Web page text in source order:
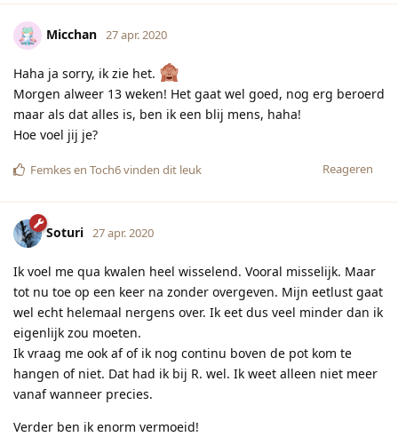
Micchan 27 apr. 2020
Haha ja sorry, ik zie het.
Morgen alweer 13 weken! Het gaat wel goed, nog erg beroerd
maar als dat alles is, ben ik een blij mens, haha!
Hoe voel jij je?
Reageren
Femkesen Toch6vinden dit leuk
Soturi 27 apr. 2020
Ik voel me qua kwalen heel wisselend. Vooral misselijk. Maar
tot nu toe op een keer na zonder overgeven. Mijn eetlust gaat
wel echt helemaal nergens over. Ik eet dus veel minder dan ik
eigenlijk zou moeten.
Ik vraag me ook af of ik nog continu boven de pot kom te
hangen of niet. Dat had ik bij R. wel. Ik weet alleen niet meer
vanaf wanneer precies.
Verder ben ik enorm vermoeid!